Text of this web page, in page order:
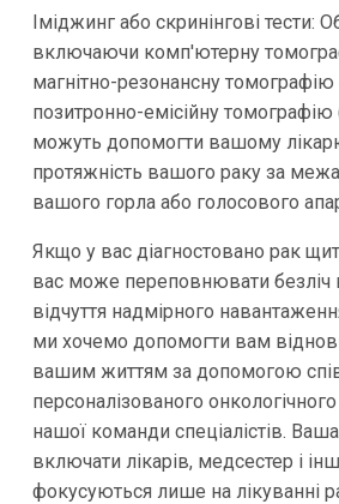
Іміджинг або скринінгові тести:
включаючи комп'ютерну
магнітно-резонансну
позитронно-емісійну томографію
можуть допомогти вашому
протяжність вашого раку за
вашого горла або голосового
Якщо у вас діагностовано рак
вас може переповнювати безліч
відчуття надмірного
ми хочемо допомогти вам
вашим життям за допомогою
персоналізованого
нашої команди спеціалістів.
включати лікарів, медсестер і
фокусуються лише на лікуванні